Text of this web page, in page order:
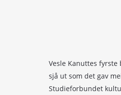
Vesle Kanuttes
sjå ut som det gav
Studieforbundet